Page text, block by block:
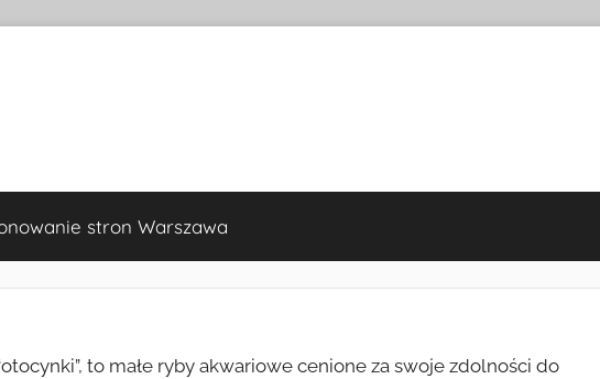
stron Warszawa
to małe ryby akwariowe cenione za swoje zdolności do